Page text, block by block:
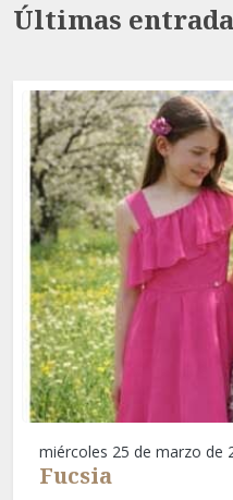
Últimas
miércoles 25 de marzo de
Fucsia